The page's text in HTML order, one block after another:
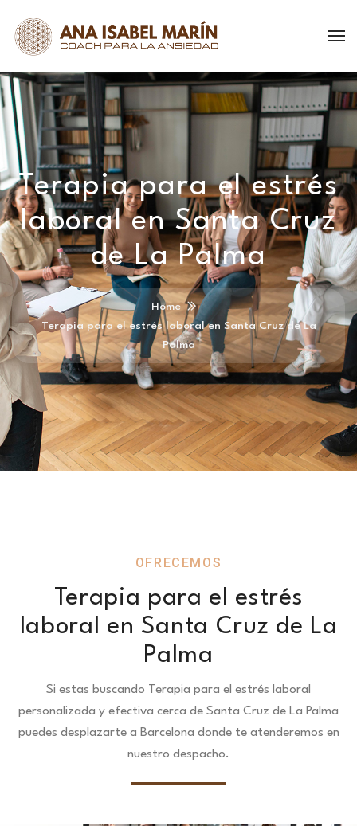
Terapia para el estrés
laboral en Santa Cruz
de La Palma
Home
Terapia para el estrés laboral en Santa Cruz de La
Palma
OFRECEMOS
Terapia para el estrés
laboral en Santa Cruz de La
Palma
Si estas buscando Terapia para el estrés laboral
personalizada y efectiva cerca de Santa Cruz de La Palma
puedes desplazarte a Barcelona donde te atenderemos en
nuestro despacho.